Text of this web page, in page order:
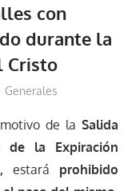
con
durante la
Cristo
Generales
de la Salida
de la Expiración
, estará prohibido